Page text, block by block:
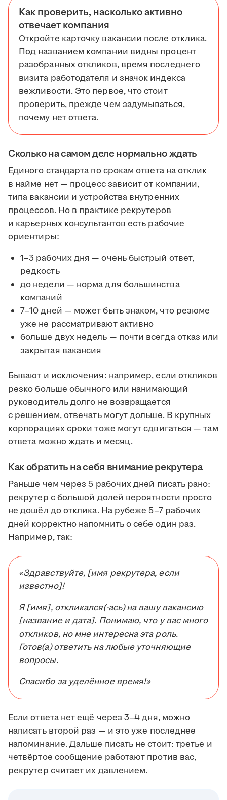
Как проверить, насколько активно
отвечает компания
Откройте карточку вакансии после отклика.
Под названием компании видны процент
разобранных откликов, время последнего
визита работодателя и значок индекса
вежливости. Это первое, что стоит
проверить, прежде чем задумываться,
почему нет ответа.
Сколько на самом деле нормально ждать
Единого стандарта по срокам ответа на отклик
в найме нет — процесс зависит от компании,
типа вакансии и устройства внутренних
процессов. Но в практике рекрутеров
и карьерных консультантов есть рабочие
ориентиры:
1–3 рабочих дня — очень быстрый ответ,
редкость
до недели — норма для большинства
компаний
7–10 дней — может быть знаком, что резюме
уже не рассматривают активно
больше двух недель — почти всегда отказ или
закрытая вакансия
Бывают и исключения: например, если откликов
резко больше обычного или нанимающий
руководитель долго не возвращается
с решением, отвечать могут дольше. В крупных
корпорациях сроки тоже могут сдвигаться — там
ответа можно ждать и месяц.
Как обратить на себя внимание рекрутера
Раньше чем через 5 рабочих дней писать рано:
рекрутер с большой долей вероятности просто
не дошёл до отклика. На рубеже 5–7 рабочих
дней корректно напомнить о себе один раз.
Например, так:
«Здравствуйте, [имя рекрутера, если
известно]!
Я [имя], откликался(-ась) на вашу вакансию
[название и дата]. Понимаю, что у вас много
откликов, но мне интересна эта роль.
Готов(а) ответить на любые уточняющие
вопросы.
Спасибо за уделённое время!»
Если ответа нет ещё через 3–4 дня, можно
написать второй раз — и это уже последнее
напоминание. Дальше писать не стоит: третье и
четвёртое сообщение работают против вас,
рекрутер считает их давлением.